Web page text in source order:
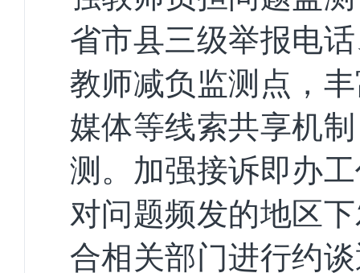
省市县三级举报电
教师减负监测点，
媒体等线索共享机
测。加强接诉即办
对问题频发的地区
合相关部门进行约